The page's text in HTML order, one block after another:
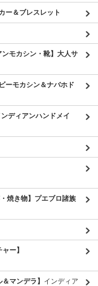
ー＆ブレスレット
モカシン・靴】大人サ
ーモカシン＆ナバホド
ディアンハンドメイ
焼き物】プエブロ諸族
ー】
マンデラ】 インディア